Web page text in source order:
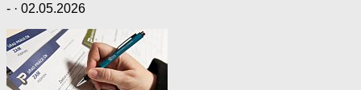
- · 02.05.2026